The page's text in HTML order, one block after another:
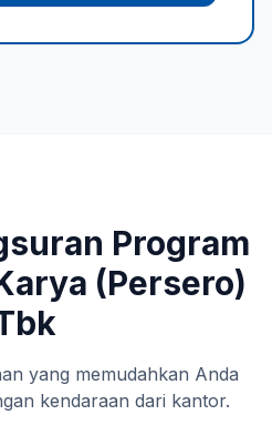
Program
(Persero)
yang memudahkan Anda
kendaraan dari kantor.